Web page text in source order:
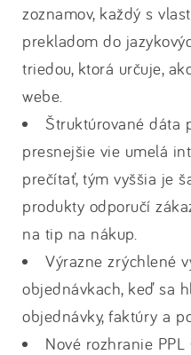
zoznamov, každý s
prekladom do
triedou, ktorá určuje,
webe.
Štruktúrované dáta
presnejšie vie umelá
prečítať, tým vyššia je
produkty odporučí
na tip na nákup.
Výrazne zrýchlené
objednávkach, keď sa
objednávky, faktúry a
Nové rozhranie